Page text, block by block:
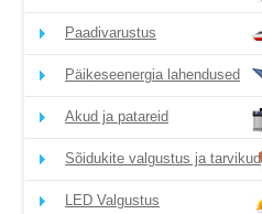
Paadivarustus
Päikeseenergia lahendused
Akud ja patareid
Sõidukite valgustus ja tarvikud
LED Valgustus